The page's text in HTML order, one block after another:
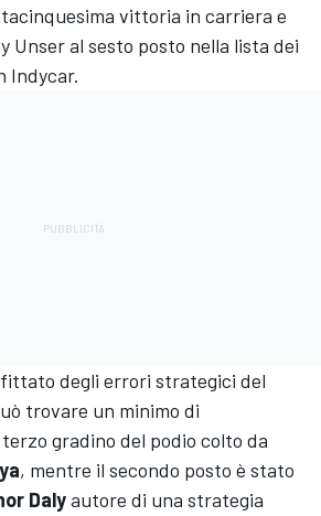
vittoria in carriera e
Unser al sesto posto nella lista dei
Indycar.
degli errori strategici del
trovare un minimo di
gradino del podio colto da
, mentre il secondo posto è stato
Dalyautore di una strategia